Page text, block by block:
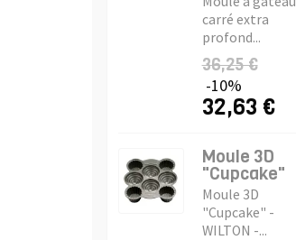
carré extra
profond...
36,25 €
-10%
32,63 €
Moule 3D
"Cupcake"
Moule 3D
"Cupcake" -
WILTON -...